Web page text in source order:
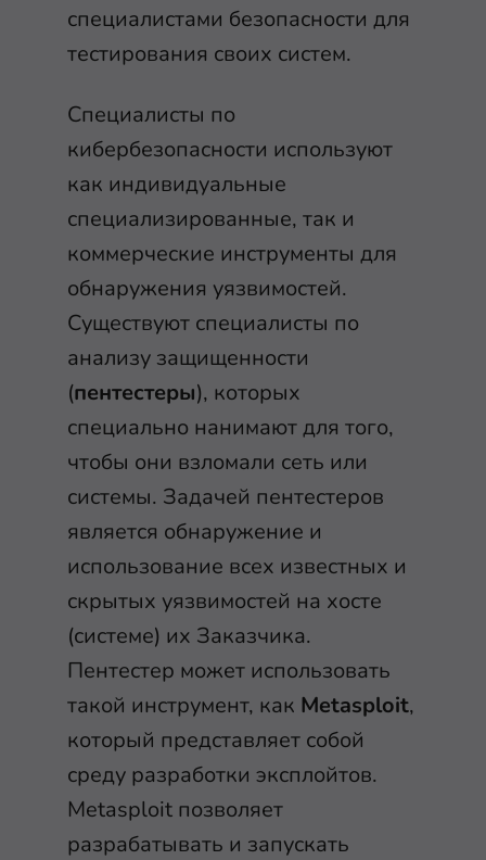
специалистами безопасности для
тестирования своих систем.
Специалисты по
кибербезопасности используют
как индивидуальные
специализированные, так и
коммерческие инструменты для
обнаружения уязвимостей.
Существуют специалисты по
анализу защищенности
(пентестеры), которых
специально нанимают для того,
чтобы они взломали сеть или
системы. Задачей пентестеров
является обнаружение и
использование всех известных и
скрытых уязвимостей на хосте
(системе) их Заказчика.
Пентестер может использовать
такой инструмент, как Metasploit,
который представляет собой
среду разработки эксплойтов.
Metasploit позволяет
разрабатывать и запускать